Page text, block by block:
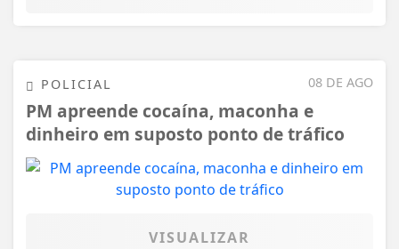
08 DE AGO
POLICIAL
PM apreende cocaína, maconha e
dinheiro em suposto ponto de tráfico
VISUALIZAR